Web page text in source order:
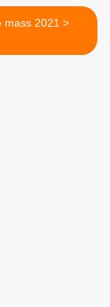
Rorate mass 2021 >